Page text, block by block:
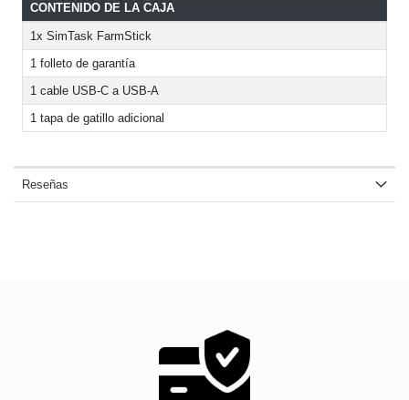
CONTENIDO DE LA CAJA
1x SimTask FarmStick
1 folleto de garantía
1 cable USB-C a USB-A
1 tapa de gatillo adicional
Reseñas